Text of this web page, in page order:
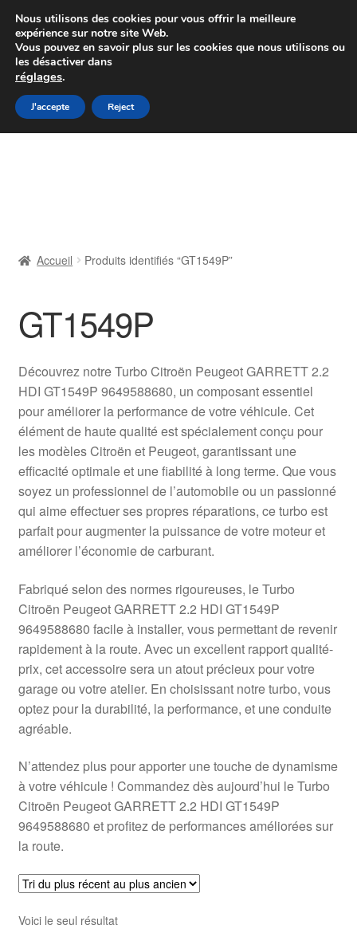
Colissimo livraison à partir de 7 EUR
Du lundi au vendredi de 9 h à 16 h
Aller
à
Aller
au
Livraison
Livraison internationale
Mon compte
Paiements
Panier
Plainte
Procédure de Réclamation
Termes et conditions
Accueil Produits identifiés “GT1549P”
GT1549P
Découvrez notre Turbo Citroën Peugeot GARRETT 2.2
HDI GT1549P 9649588680, un composant essentiel
pour améliorer la performance de votre véhicule. Cet
élément de haute qualité est spécialement conçu pour
les modèles Citroën et Peugeot, garantissant une
efficacité optimale et une fiabilité à long terme. Que vous
soyez un professionnel de l’automobile ou un passionné
qui aime effectuer ses propres réparations, ce turbo est
parfait pour augmenter la puissance de votre moteur et
améliorer l’économie de carburant.
Fabriqué selon des normes rigoureuses, le Turbo
Citroën Peugeot GARRETT 2.2 HDI GT1549P
9649588680 facile à installer, vous permettant de revenir
rapidement à la route. Avec un excellent rapport qualité-
prix, cet accessoire sera un atout précieux pour votre
garage ou votre atelier. En choisissant notre turbo, vous
optez pour la durabilité, la performance, et une conduite
agréable.
N’attendez plus pour apporter une touche de dynamisme
à votre véhicule ! Commandez dès aujourd’hui le Turbo
Citroën Peugeot GARRETT 2.2 HDI GT1549P
9649588680 et profitez de performances améliorées sur
la route.
Voici le seul résultat
Nous utilisons des cookies pour vous offrir la meilleure
expérience sur notre site Web.
Vous pouvez en savoir plus sur les cookies que nous utilisons ou
les désactiver dans
réglages.
J'accepte Reject